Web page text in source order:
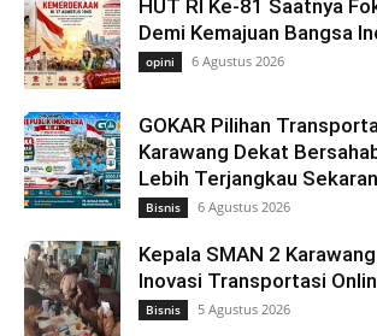
HUT RI Ke-81 Saatnya
Demi Kemajuan Bangsa
opini 6 Agustus 2026
GOKAR Pilihan
Karawang Dekat
Lebih Terjangkau
Bisnis 6 Agustus 2026
Kepala SMAN 2
Inovasi Transportasi
Bisnis 5 Agustus 2026